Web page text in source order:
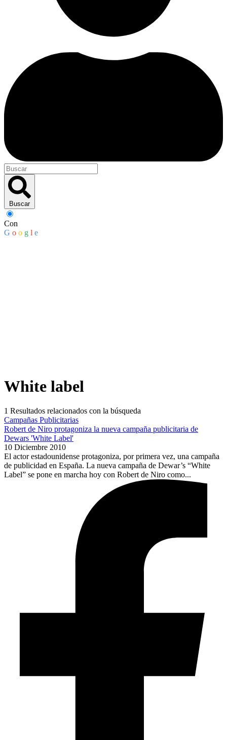
Buscar
Con
G o o g l e
White label
1 Resultados relacionados con la búsqueda
Campañas Publicitarias
Robert de Niro protagoniza la nueva campaña publicitaria de
Dewars 'White Label'
10 Diciembre 2010
El actor estadounidense protagoniza, por primera vez, una campaña
de publicidad en España. La nueva campaña de Dewar’s “White
Label” se pone en marcha hoy con Robert de Niro como...